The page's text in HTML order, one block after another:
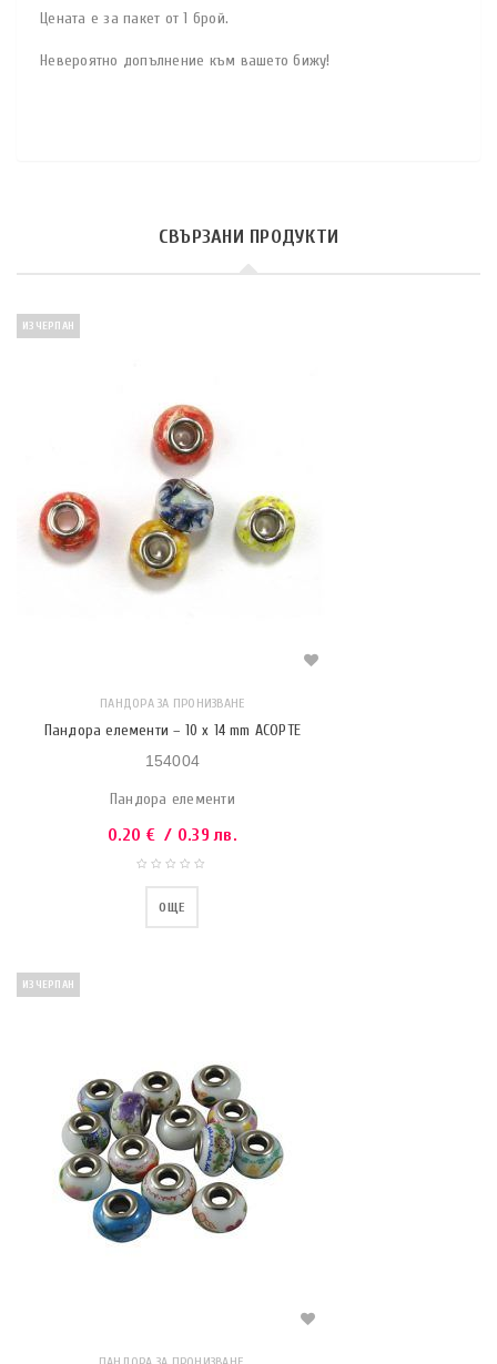
Цената е за пакет от 1 брой.
Невероятно допълнение към вашето бижу!
СВЪРЗАНИ ПРОДУКТИ
ИЗЧЕРПАН
ПАНДОРА ЗА ПРОНИЗВАНЕ
Пандора елементи – 10 x 14 mm АСОРТЕ
154004
Пандора елементи
0.20 € / 0.39 лв.
ОЩЕ
ИЗЧЕРПАН